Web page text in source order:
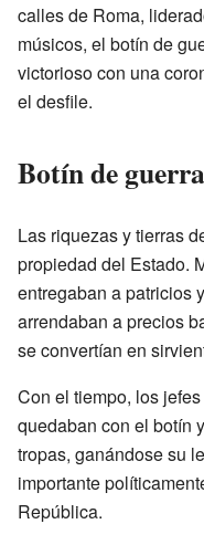
calles de Roma,
músicos, el botín de
victorioso con una
el desfile.
Botín de
Las riquezas y tierras
propiedad del Estado.
entregaban a patricios
arrendaban a precios
se convertían en
Con el tiempo, los
quedaban con el botín
tropas, ganándose su
importante
República.